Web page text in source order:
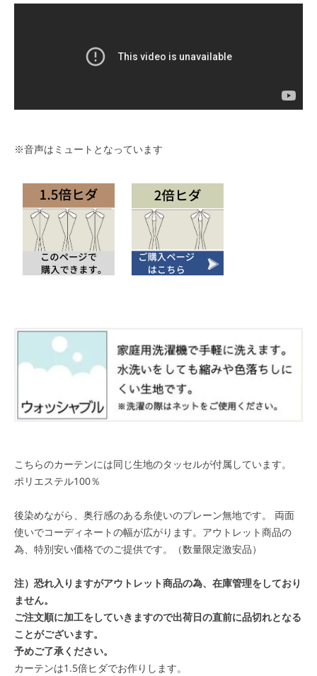
※音声はミュートとなっています
こちらのカーテンには同じ生地のタッセルが付属しています。
ポリエステル100％
後染めながら、奥行感のある糸使いのプレーン無地です。 両面
使いでコーディネートの幅が広がります。 アウトレット商品の
為、特別安い価格でのご提供です。（数量限定激安品）
注）恐れ入りますがアウトレット商品の為、在庫管理をしており
ません。
ご注文順に加工をしていきますので出荷日の直前に品切れとなる
ことがございます。
予めご了承ください。
カーテンは1.5倍ヒダでお作りします。